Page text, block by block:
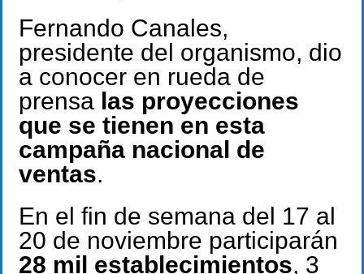
Fernando Canales,
presidente del organismo, dio
a conocer en rueda de
prensa las proyecciones
que se tienen en esta
campaña nacional de
ventas.
En el fin de semana del 17 al
20 de noviembre participarán
28 mil establecimientos, 3